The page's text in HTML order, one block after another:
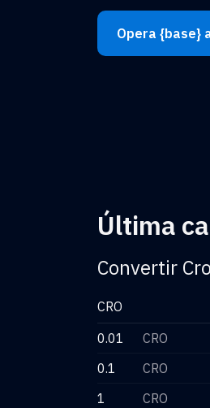
Opera {base}
Última
Convertir
CRO
0.01
CRO
0.1
CRO
1
CRO